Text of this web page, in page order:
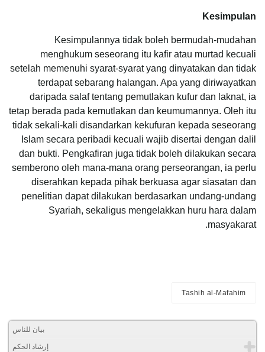
Kesimpulan
Kesimpulannya tidak boleh bermudah-mudahan
menghukum seseorang itu kafir atau murtad kecuali
setelah memenuhi syarat-syarat yang dinyatakan dan tidak
terdapat sebarang halangan. Apa yang diriwayatkan
daripada salaf tentang pemutlakan kufur dan laknat, ia
tetap berada pada kemutlakan dan keumumannya. Oleh itu
tidak sekali-kali disandarkan kekufuran kepada seseorang
Islam secara peribadi kecuali wajib disertai dengan dalil
dan bukti. Pengkafiran juga tidak boleh dilakukan secara
semberono oleh mana-mana orang perseorangan, ia perlu
diserahkan kepada pihak berkuasa agar siasatan dan
penelitian dapat dilakukan berdasarkan undang-undang
Syariah, sekaligus mengelakkan huru hara dalam
masyakarat.
Tashih al-Mafahim
بيان للناس
إرشاد الحكم